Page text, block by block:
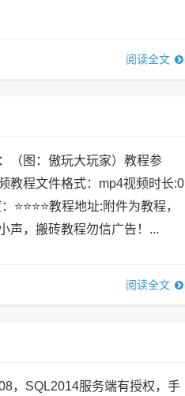
阅读全文
（图：傲玩大玩家）教程参
教程文件格式：mp4视频时长:0
教程地址:附件为教程，
声，搬砖教程勿信广告！...
阅读全文
，SQL2014服务端有授权，手